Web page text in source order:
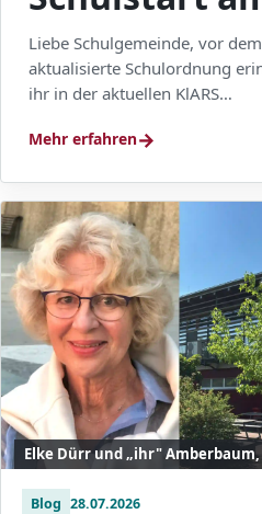
Liebe Schulgemeinde, vor
aktualisierte Schulordnung
ihr in der aktuellen KlARS…
Mehr erfahren→
Blog 28.07.2026